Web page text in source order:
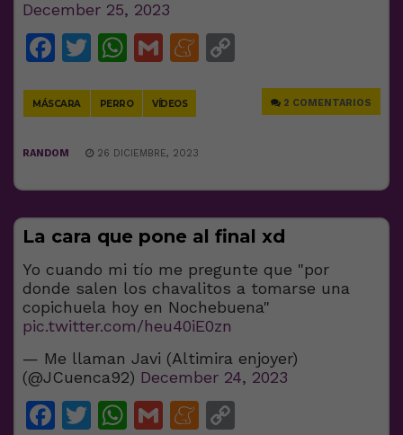
December 25, 2023
Facebook
Twitter
WhatsApp
GmailMeneame
MÁSCARA PERRO VÍDEOS 2 COMENTARIOS
RANDOM 26 DICIEMBRE, 2023
La cara que pone al final xd
Yo cuando mi tío me pregunte que "por
donde salen los chavalitos a tomarse una
copichuela hoy en Nochebuena"
pic.twitter.com/heu40iE0zn
— Me llaman Javi (Altimira enjoyer)
(@JCuenca92) December 24, 2023
Facebook
Twitter
WhatsApp
GmailMeneame